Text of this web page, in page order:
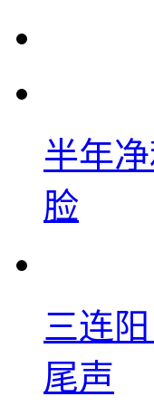
半年
脸
三连
尾声